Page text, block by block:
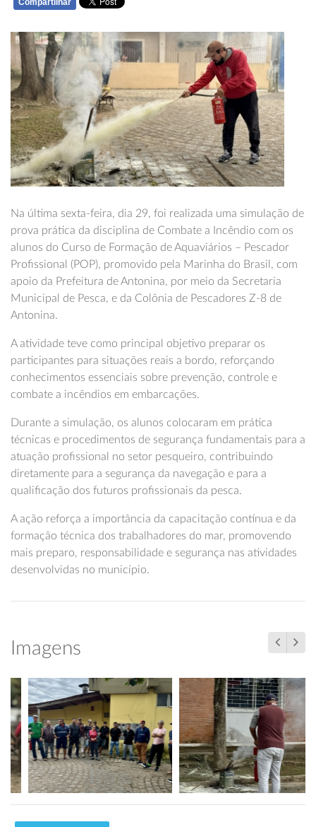
Compartilhar
Na última sexta-feira, dia 29, foi realizada uma simulação de
prova prática da disciplina de Combate a Incêndio com os
alunos do Curso de Formação de Aquaviários – Pescador
Profissional (POP), promovido pela Marinha do Brasil, com
apoio da Prefeitura de Antonina, por meio da Secretaria
Municipal de Pesca, e da Colônia de Pescadores Z-8 de
Antonina.
A atividade teve como principal objetivo preparar os
participantes para situações reais a bordo, reforçando
conhecimentos essenciais sobre prevenção, controle e
combate a incêndios em embarcações.
Durante a simulação, os alunos colocaram em prática
técnicas e procedimentos de segurança fundamentais para a
atuação profissional no setor pesqueiro, contribuindo
diretamente para a segurança da navegação e para a
qualificação dos futuros profissionais da pesca.
A ação reforça a importância da capacitação contínua e da
formação técnica dos trabalhadores do mar, promovendo
mais preparo, responsabilidade e segurança nas atividades
desenvolvidas no município.
Imagens